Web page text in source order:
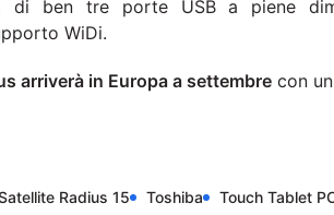
di ben tre porte USB a piene
WiDi.
arriverà in Europa a settembre con
Radius 15 Toshiba Touch Tablet